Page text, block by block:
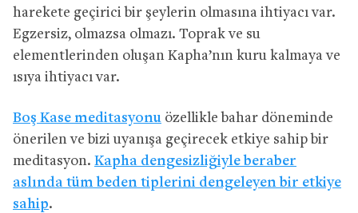
harekete geçirici bir şeylerin olmasına ihtiyacı var.
Egzersiz, olmazsa olmazı. Toprak ve su
elementlerinden oluşan Kapha’nın kuru kalmaya ve
ısıya ihtiyacı var.
Boş Kase meditasyonu özellikle bahar döneminde
önerilen ve bizi uyanışa geçirecek etkiye sahip bir
meditasyon. Kapha dengesizliğiyle beraber
aslında tüm beden tiplerini dengeleyen bir etkiye
sahip.